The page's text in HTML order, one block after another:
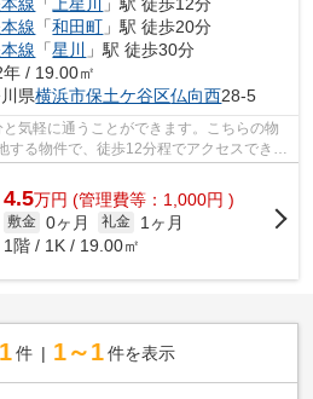
線 「上星川
」駅 徒歩12分
線 「和田町 」駅 徒歩20分
線 「星川
」駅 徒歩30分
/ 19.00㎡
県横浜市保土ケ谷区仏向西28-5
気軽に通うことができます。こちらの物
する物件で、徒歩12分程でアクセスできま
本線上...
4.5万円 (管理費等：1,000円 )
敷金 0ヶ月 礼金
1ヶ月
1階 / 1K / 19.00㎡
1 件 1～1 件を表示